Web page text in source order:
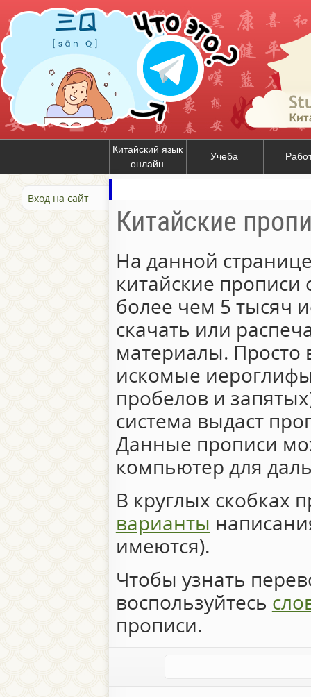
Китайский язык
онлайн
Учеба
Вход на сайт
Китайские
На данной
китайские
более чем 5 тысяч
скачать или
материалы. Просто
искомые
пробелов и
система выдаст
Данные прописи
компьютер для
В круглых скобках
варианты
имеются).
Чтобы узнать
воспользуйтесь
прописи.